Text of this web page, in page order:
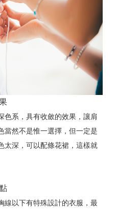
色系，具有收斂的效果，讓肩
當然不是惟一選擇，但一定是
太深，可以配條花裙，這樣就
線以下有特殊設計的衣服，最